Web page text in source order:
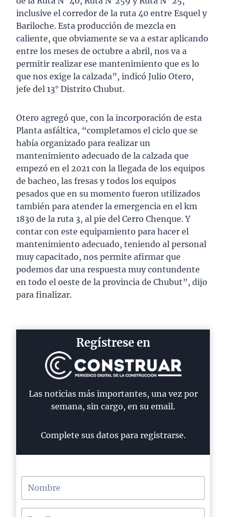
inclusive el corredor de la ruta 40 entre Esquel y
Bariloche. Esta producción de mezcla en
caliente, que obviamente se va a estar aplicando
entre los meses de octubre a abril, nos va a
permitir realizar ese mantenimiento que es lo
que nos exige la calzada”, indicó Julio Otero,
jefe del 13° Distrito Chubut.
Otero agregó que, con la incorporación de esta
Planta asfáltica, “completamos el ciclo que se
había organizado para realizar un
mantenimiento adecuado de la calzada que
empezó en el 2021 con la llegada de los equipos
de bacheo, las fresas y todos los equipos
pesados que en su momento fueron utilizados
también para atender la emergencia en el km
1830 de la ruta 3, al pie del Cerro Chenque. Y
contar con este equipamiento para hacer el
mantenimiento adecuado, teniendo al personal
muy capacitado, nos permite afirmar que
podemos dar una respuesta muy contundente
en todo el oeste de la provincia de Chubut”, dijo
para finalizar.
Regístrese en
Las noticias más importantes, una vez por
semana, sin cargo, en su email.
Complete sus datos para registrarse.